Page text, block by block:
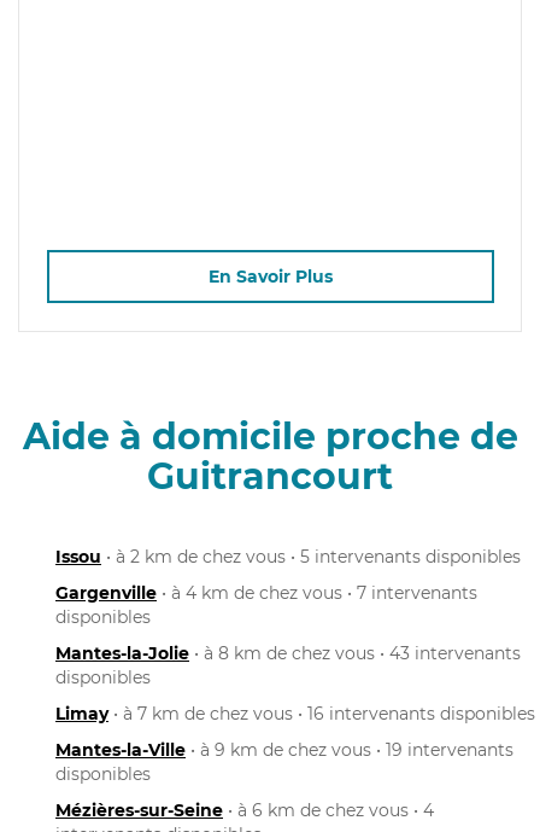
En Savoir Plus
Aide à domicile proche de
Guitrancourt
Issou • à 2 km de chez vous • 5 intervenants disponibles
Gargenville • à 4 km de chez vous • 7 intervenants
disponibles
Mantes-la-Jolie • à 8 km de chez vous • 43 intervenants
disponibles
Limay• à 7 km de chez vous • 16 intervenants disponibles
Mantes-la-Ville • à 9 km de chez vous • 19 intervenants
disponibles
Mézières-sur-Seine • à 6 km de chez vous • 4